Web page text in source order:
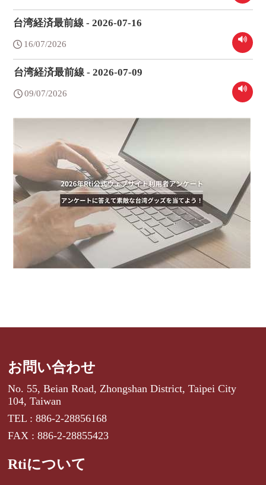
台湾経済最前線 - 2026-07-16
16/07/2026
台湾経済最前線 - 2026-07-09
09/07/2026
お問い合わせ
No. 55, Beian Road, Zhongshan District, Taipei City
104, Taiwan
TEL : 886-2-28856168
FAX : 886-2-28855423
Rtiについて